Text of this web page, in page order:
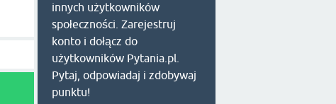
innych użytkowników
społeczności. Zarejestruj
konto i dołącz do
użytkowników Pytania.pl.
Pytaj, odpowiadaj i zdobywaj
punktu!